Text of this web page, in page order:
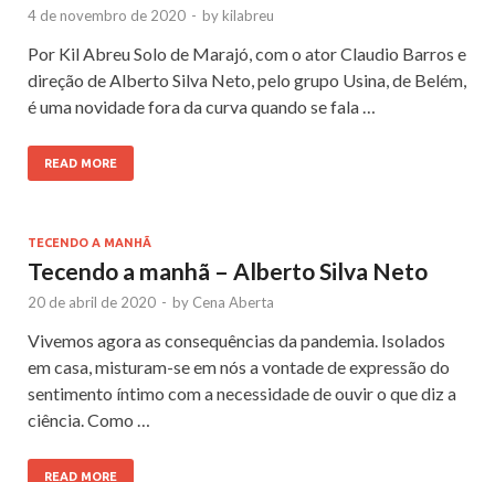
4 de novembro de 2020 - by kilabreu
Por Kil Abreu Solo de Marajó, com o ator Claudio Barros e
direção de Alberto Silva Neto, pelo grupo Usina, de Belém,
é uma novidade fora da curva quando se fala …
READ MORE
TECENDO A MANHÃ
Tecendo a manhã – Alberto Silva Neto
20 de abril de 2020 - by Cena Aberta
Vivemos agora as consequências da pandemia. Isolados
em casa, misturam-se em nós a vontade de expressão do
sentimento íntimo com a necessidade de ouvir o que diz a
ciência. Como …
READ MORE